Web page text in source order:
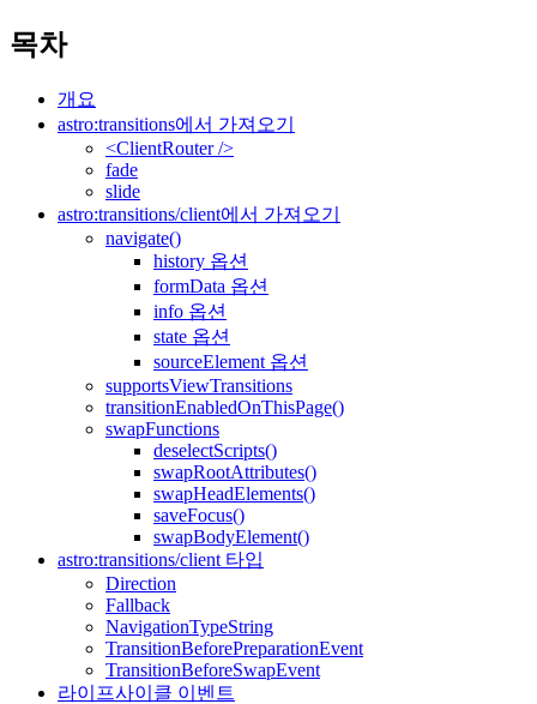
목차
개요
astro:transitions에서 가져오기
<ClientRouter />
fade
slide
astro:transitions/client에서 가져오기
navigate()
history 옵션
formData 옵션
info 옵션
state 옵션
sourceElement 옵션
supportsViewTransitions
transitionEnabledOnThisPage()
swapFunctions
deselectScripts()
swapRootAttributes()
swapHeadElements()
saveFocus()
swapBodyElement()
astro:transitions/client 타입
Direction
Fallback
NavigationTypeString
TransitionBeforePreparationEvent
TransitionBeforeSwapEvent
라이프사이클 이벤트